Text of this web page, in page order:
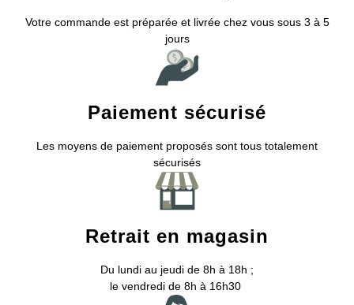
Votre commande est préparée et livrée chez vous sous 3 à 5
jours
Paiement sécurisé
Les moyens de paiement proposés sont tous totalement
sécurisés
Retrait en magasin
Du lundi au jeudi de 8h à 18h ;
le vendredi de 8h à 16h30